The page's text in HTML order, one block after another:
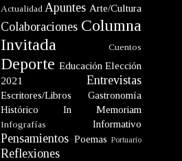
Actualidad Apuntes Arte/Cultura
Colaboraciones Columna
Invitada
Cuentos
Deporte Educación Elección
2021
Entrevistas
Escritores/Libros
Gastronomía
Histórico
In Memoriam
Infografías Informativo
Pensamientos Poemas Portuario
Reflexiones